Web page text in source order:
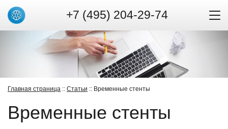
+7 (495) 204-29-74
Главная страница :: Статьи :: Временные стенты
Временные стенты